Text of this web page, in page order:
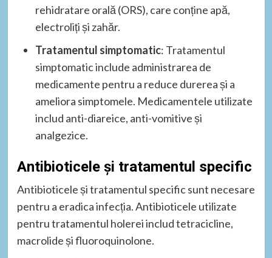
rehidratare orală (ORS), care conține apă,
electroliți și zahăr.
Tratamentul simptomatic: Tratamentul
simptomatic include administrarea de
medicamente pentru a reduce durerea și a
ameliora simptomele. Medicamentele utilizate
includ anti-diareice, anti-vomitive și
analgezice.
Antibioticele și tratamentul specific
Antibioticele și tratamentul specific sunt necesare
pentru a eradica infecția. Antibioticele utilizate
pentru tratamentul holerei includ tetracicline,
macrolide și fluoroquinolone.